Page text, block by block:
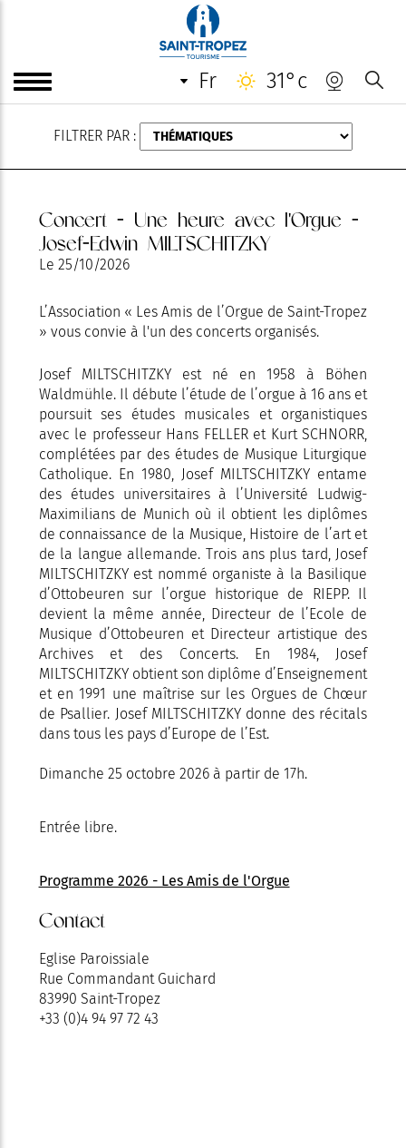
fr 31°c
FILTRER PAR :
Concert - Une heure avec l'Orgue -
Josef-Edwin MILTSCHITZKY
Le 25/10/2026
L’Association « Les Amis de l’Orgue de Saint-Tropez
» vous convie à l'un des concerts organisés.
Josef MILTSCHITZKY est né en 1958 à Böhen
Waldmühle. Il débute l’étude de l’orgue à 16 ans et
poursuit ses études musicales et organistiques
avec le professeur Hans FELLER et Kurt SCHNORR,
complétées par des études de Musique Liturgique
Catholique. En 1980, Josef MILTSCHITZKY entame
des études universitaires à l’Université Ludwig-
Maximilians de Munich où il obtient les diplômes
de connaissance de la Musique, Histoire de l’art et
de la langue allemande. Trois ans plus tard, Josef
MILTSCHITZKY est nommé organiste à la Basilique
d’Ottobeuren sur l’orgue historique de RIEPP. Il
devient la même année, Directeur de l’Ecole de
Musique d’Ottobeuren et Directeur artistique des
Archives et des Concerts. En 1984, Josef
MILTSCHITZKY obtient son diplôme d’Enseignement
et en 1991 une maîtrise sur les Orgues de Chœur
de Psallier. Josef MILTSCHITZKY donne des récitals
dans tous les pays d’Europe de l’Est.
Dimanche 25 octobre 2026 à partir de 17h.
Entrée libre.
Programme 2026 - Les Amis de l'Orgue
Contact
Eglise Paroissiale
Rue Commandant Guichard
83990 Saint-Tropez
+33 (0)4 94 97 72 43